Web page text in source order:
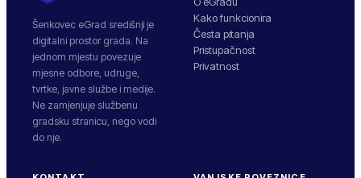
Šenkovec eGrad središnji je
digitalni prostor grada. Na
jednom mjestu povezuje
mjesne odbore, udruge,
tvrtke, javne službe i medije.
Ne zamjenjuje službenu
gradsku stranicu, nego vodi
do nje.
Kako funkcionira
Česta pitanja
Pristupačnost
Privatnost